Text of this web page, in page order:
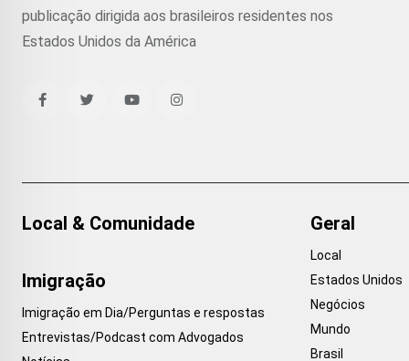
publicação dirigida aos brasileiros residentes nos
Estados Unidos da América
Local & Comunidade
Imigração
Imigração em Dia/Perguntas e respostas
Entrevistas/Podcast com Advogados
Geral
Local
Estados Unidos
Negócios
Mundo
Brasil